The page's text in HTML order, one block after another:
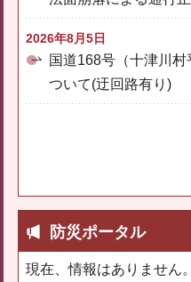
2026年8月5日
国道168号（十津川
ついて(迂回路有り)
防災ポータル
現在、情報はありません。